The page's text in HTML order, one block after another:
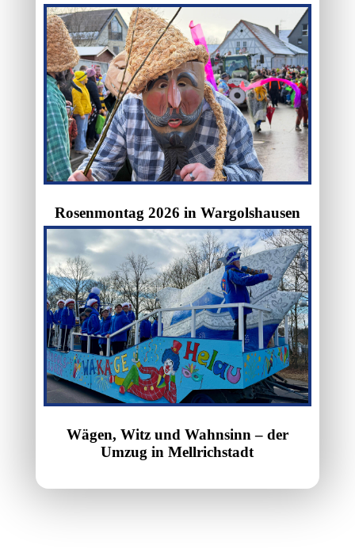
Rosenmontag 2026 in Wargolshausen
Wägen, Witz und Wahnsinn – der
Umzug in Mellrichstadt